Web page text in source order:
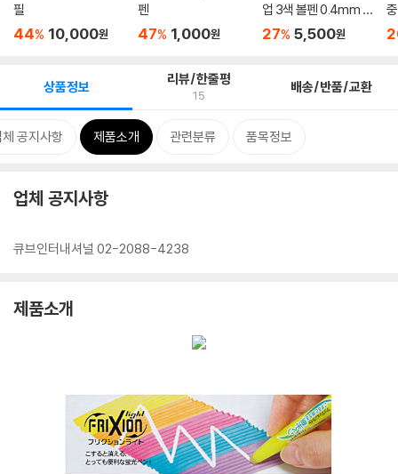
필
44% 10,000원
펜
47% 1,000원
업 3색 볼펜 0.4mm 레
이저각...
27% 5,500원
상품정보 리뷰/한줄평
15 배송/반품/교환
공지사항 제품소개 관련분류 품목정보
업체 공지사항
큐브인터내셔널 02-2088-4238
제품소개